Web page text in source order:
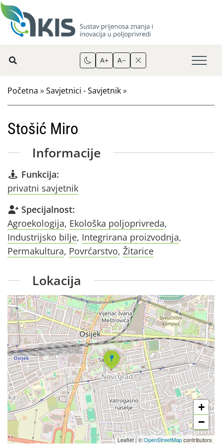
A+ A−
Početna »Savjetnici - Savjetnik»
Stošić Miro
Informacije
Funkcija:
privatni savjetnik
Specijalnost:
Agroekologija, Ekološka poljoprivreda,
Industrijsko bilje, Integrirana proizvodnja,
Permakultura, Povrćarstvo, Žitarice
Lokacija
+
−
Leaflet|©OpenStreetMapcontributors